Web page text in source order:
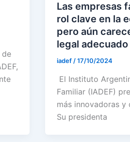
de
Las empresas
rol clave en la
pero aún
legal adecuado
iadef/17/10/2024
El Instituto
Familiar (IADEF)
más innovadoras
Su presidenta